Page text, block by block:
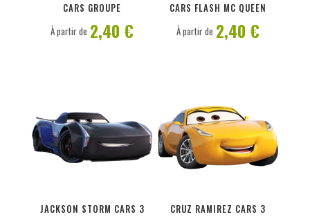
CARS GROUPE
À partir de 2,40 €
CARS FLASH MC QUEEN
À partir de 2,40 €
JACKSON STORM CARS 3 CRUZ RAMIREZ CARS 3